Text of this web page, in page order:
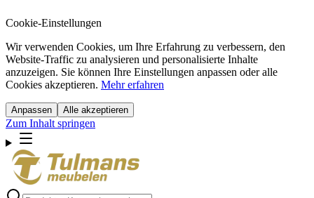
Cookie-Einstellungen
Wir verwenden Cookies, um Ihre Erfahrung zu verbessern, den
Website-Traffic zu analysieren und personalisierte Inhalte
anzuzeigen. Sie können Ihre Einstellungen anpassen oder alle
Cookies akzeptieren. Mehr erfahren
Anpassen Alle akzeptieren
Zum Inhalt springen